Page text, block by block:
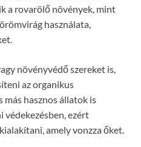
a rovarölő növények, mint
használata,
növényvédő szereket is,
az organikus
más hasznos állatok is
védekezésben, ezért
amely vonzza őket.